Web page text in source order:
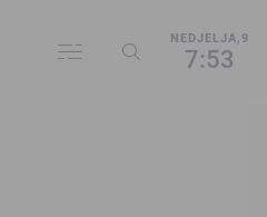
NEDJELJA,9
7:53